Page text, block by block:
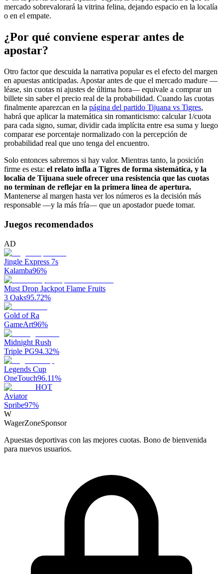
mercado sobrevalorará la vitrina felina, dejando espacio en la localía
o en el empate.
¿Por qué conviene esperar antes de
apostar?
Otro factor que descuida la narrativa popular es el efecto del margen
en apuestas anticipadas. Apostar antes de que el mercado madure —
léase, sin cuotas ni ajustes de última hora— equivale a comprar un
billete sin saber el precio real de la probabilidad. Cuando las cuotas
finalmente aparezcan en la página del partido Tijuana vs Tigres,
habrá que aplicar la matemática sin romanticismo: calcular 1/cuota
para cada signo, sumar, dividir cada implícita entre esa suma y luego
comparar ese porcentaje normalizado con la percepción de
probabilidad real que uno tenga del encuentro.
Solo entonces sabremos si hay valor. Mientras tanto, la posición
firme es esta: el relato infla a Tigres de forma sistemática, y la
localía de Tijuana suele ofrecer una resistencia que las cuotas
no terminan de reflejar en la primera línea de apertura.
Mantenerse al margen hasta ver los números es la decisión más
responsable —y la más fría— que un apostador puede tomar.
Juegos recomendados
AD
Jingle Express 7s
Kalamba96%
Must Drop Jackpot Flame Fruits
3 Oaks95.72%
Gold of Ra
GameArt96%
Midnight Rush
Triple PG94.32%
Legends Cup
OneTouch96.11%
HOT
Aviator
Spribe97%
W
WagerZoneSponsor
Apuestas deportivas con las mejores cuotas. Bono de bienvenida
para nuevos usuarios.